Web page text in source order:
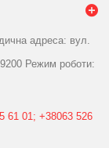
адреса: вул.
Режим роботи:
61 01; +38063 526